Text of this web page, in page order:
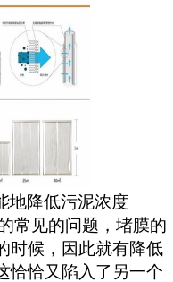
地降低污泥浓度
常见的问题，堵膜的
时候，因此就有降低
恰恰又陷入了另一个